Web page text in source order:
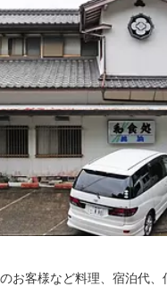
お客様など料理、宿泊代、